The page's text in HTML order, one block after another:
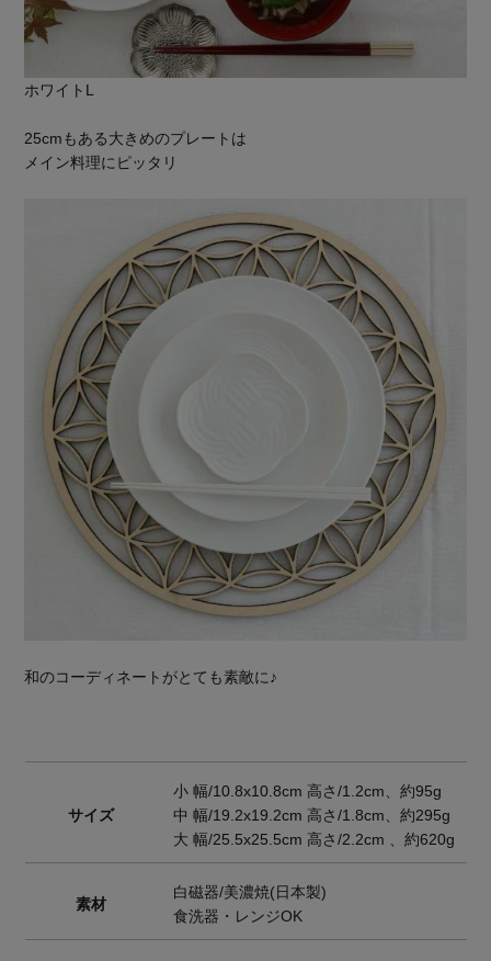
ホワイトL
25cmもある大きめのプレートは
メイン料理にピッタリ
和のコーディネートがとても素敵に♪
サイズ
小 幅/10.8x10.8cm 高さ/1.2cm、約95g
中 幅/19.2x19.2cm 高さ/1.8cm、約295g
大 幅/25.5x25.5cm 高さ/2.2cm 、約620g
素材
白磁器/美濃焼(日本製)
食洗器・レンジOK